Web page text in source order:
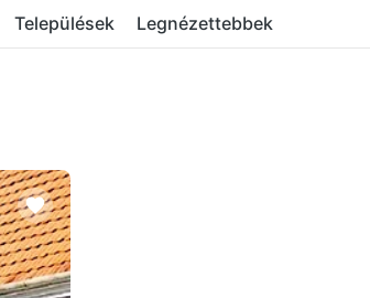
Települések Legnézettebbek